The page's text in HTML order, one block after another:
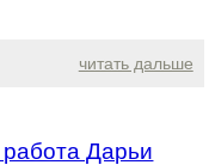
читать дальше
Дарьи